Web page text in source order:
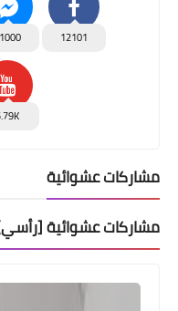
12101
مشاركات عشوائية
مشاركات عشوائية